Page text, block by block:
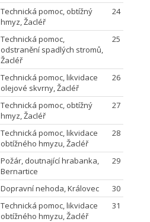
Technická pomoc, obtížný
hmyz, Žacléř
24
Technická pomoc,
odstranění spadlých stromů,
Žacléř
25
Technická pomoc, likvidace
olejové skvrny, Žacléř
26
Technická pomoc, obtížný
hmyz, Žacléř
27
Technická pomoc, likvidace
obtížného hmyzu, Žacléř
28
Požár, doutnající hrabanka,
Bernartice
29
Dopravní nehoda, Královec
30
Technická pomoc, likvidace
obtížného hmyzu, Žacléř
31